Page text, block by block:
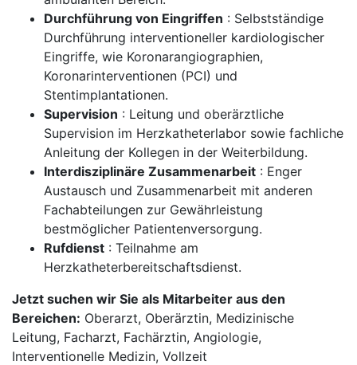
Durchführung von Eingriffen : Selbstständige
Durchführung interventioneller kardiologischer
Eingriffe, wie Koronarangiographien,
Koronarinterventionen (PCI) und
Stentimplantationen.
Supervision : Leitung und oberärztliche
Supervision im Herzkatheterlabor sowie fachliche
Anleitung der Kollegen in der Weiterbildung.
Interdisziplinäre Zusammenarbeit : Enger
Austausch und Zusammenarbeit mit anderen
Fachabteilungen zur Gewährleistung
bestmöglicher Patientenversorgung.
Rufdienst : Teilnahme am
Herzkatheterbereitschaftsdienst.
Jetzt suchen wir Sie als Mitarbeiter aus den
Bereichen: Oberarzt, Oberärztin, Medizinische
Leitung, Facharzt, Fachärztin, Angiologie,
Interventionelle Medizin, Vollzeit